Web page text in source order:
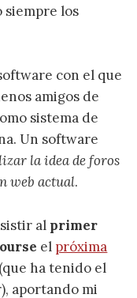
siempre los
con el que
amigos de
sistema de
Un software
la idea de foros
web actual.
al primer
el próxima
ha tenido el
aportando mi